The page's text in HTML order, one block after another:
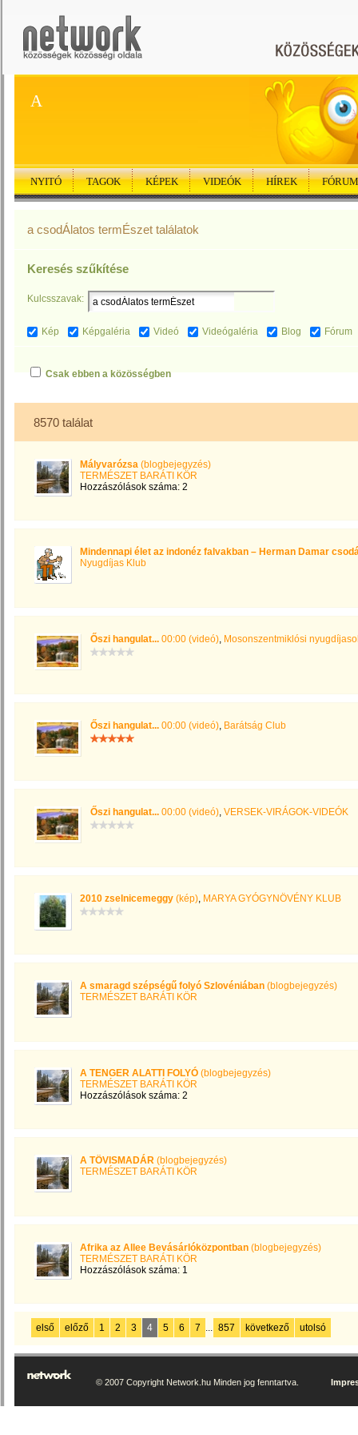
A
NYITÓ TAGOK KÉPEK VIDEÓK HÍREK FÓRUM
a csodÁlatos termÉszet találatok
Keresés szűkítése
Kulcsszavak:
Kép Képgaléria Videó Videógaléria Blog Fórum
Csak ebben a közösségben
8570 találat
Mályvarózsa (blogbejegyzés)
TERMÉSZET BARÁTI KÖR
Hozzászólások száma: 2
Mindennapi élet az indonéz falvakban – Herman Damar
Nyugdíjas Klub
Őszi hangulat... 00:00 (videó), Mosonszentmiklósi
Őszi hangulat... 00:00 (videó), Barátság Club
Őszi hangulat... 00:00 (videó), VERSEK-VIRÁGOK-VIDEÓK
2010 zselnicemeggy (kép), MARYA GYÓGYNÖVÉNY KLUB
A smaragd szépségű folyó Szlovéniában (blogbejegyzés)
TERMÉSZET BARÁTI KÖR
A TENGER ALATTI FOLYÓ (blogbejegyzés)
TERMÉSZET BARÁTI KÖR
Hozzászólások száma: 2
A TÖVISMADÁR (blogbejegyzés)
TERMÉSZET BARÁTI KÖR
Afrika az Allee Bevásárlóközpontban (blogbejegyzés)
TERMÉSZET BARÁTI KÖR
Hozzászólások száma: 1
első előző 1 2 3 4 5 6 7 ... 857 következő utolsó
© 2007 Copyright Network.hu Minden jog fenntartva.